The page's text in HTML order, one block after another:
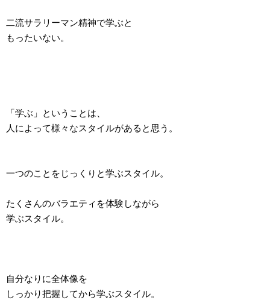
二流サラリーマン精神で学ぶと
もったいない。
「学ぶ」ということは、
人によって様々なスタイルがあると思う。
一つのことをじっくりと学ぶスタイル。
たくさんのバラエティを体験しながら
学ぶスタイル。
自分なりに全体像を
しっかり把握してから学ぶスタイル。